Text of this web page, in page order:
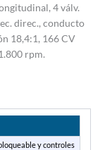
4 válv.
direc., conducto
18,4:1, 166 CV
rpm.
y controles